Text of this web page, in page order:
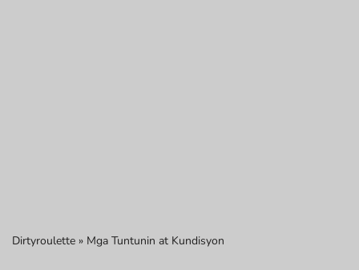
Dirtyroulette » Mga Tuntunin at Kundisyon